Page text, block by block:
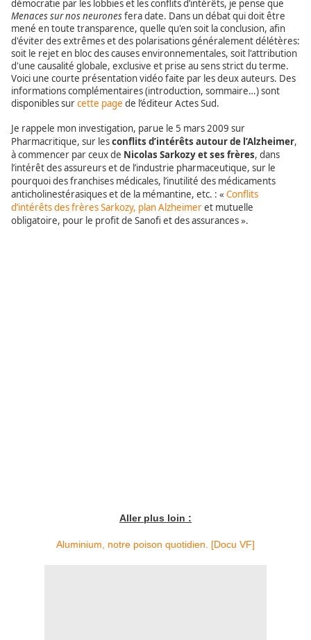
démocratie par les lobbies et les conflits d’intérêts, je pense que
Menaces sur nos neuronesfera date. Dans un débat qui doit être
mené en toute transparence, quelle qu'en soit la conclusion, afin
d'éviter des extrêmes et des polarisations généralement délétères:
soit le rejet en bloc des causes environnementales, soit l'attribution
d'une causalité globale, exclusive et prise au sens strict du terme.
Voici une courte présentation vidéo faite par les deux auteurs. Des
informations complémentaires (introduction, sommaire…) sont
disponibles surcette page de l’éditeur Actes Sud.
Je rappele mon investigation, parue le 5 mars 2009 sur
Pharmacritique, sur lesconflits d’intérêts autour de l’Alzheimer,
à commencer par ceux de Nicolas Sarkozy et ses frères, dans
l’intérêt des assureurs et de l’industrie pharmaceutique, sur le
pourquoi des franchises médicales, l’inutilité des médicaments
anticholinestérasiques et de la mémantine, etc. : « Conflits
d’intérêts des frères Sarkozy, plan Alzheimeret mutuelle
obligatoire, pour le profit de Sanofi et des assurances ».
Aller plus loin :
Aluminium, notre poison quotidien. [Docu VF]